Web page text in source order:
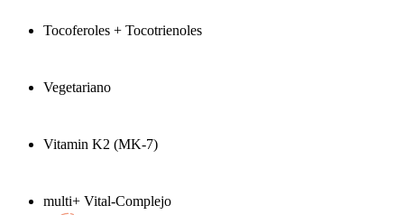
Tocoferoles + Tocotrienoles
Vegetariano
Vitamin K2 (MK-7)
multi+ Vital-Complejo